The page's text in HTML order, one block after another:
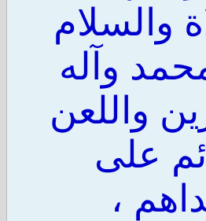
والسلام
وآله
واللعن
على
،